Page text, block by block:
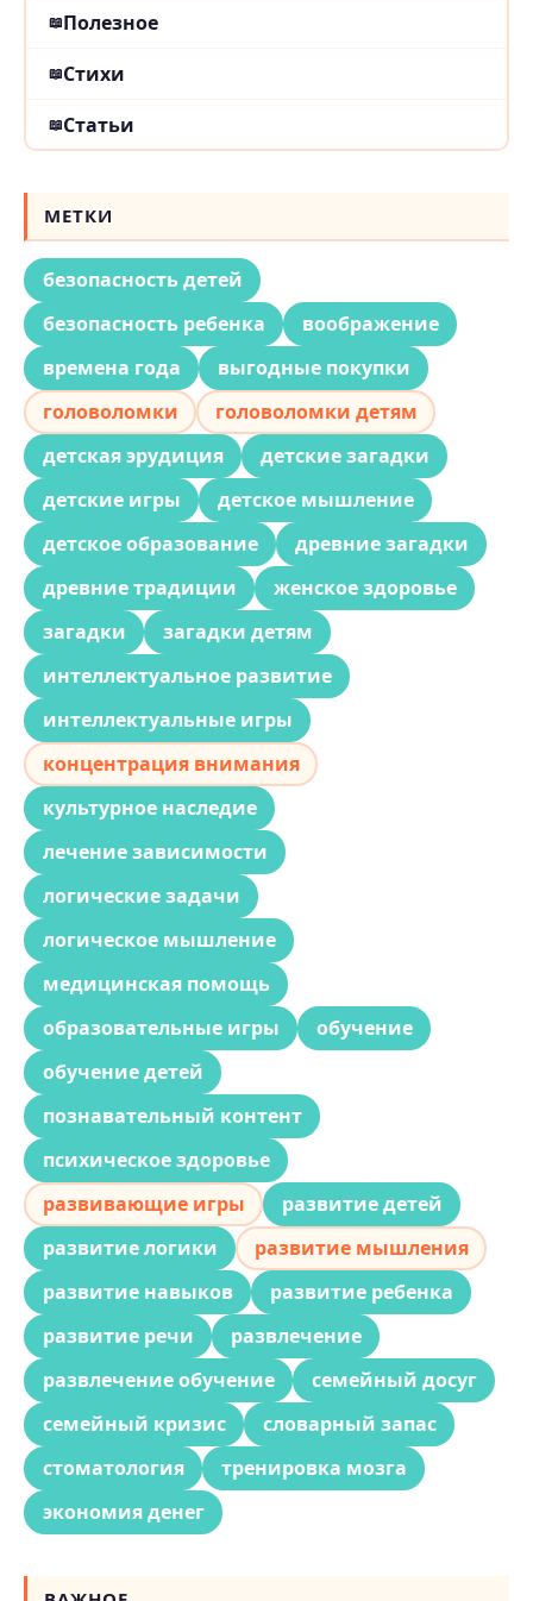
Полезное
Стихи
Статьи
МЕТКИ
безопасность детей
безопасность ребенка
воображение
времена года
выгодные покупки
головоломки
головоломки детям
детская эрудиция
детские загадки
детские игры
детское мышление
детское образование
древние загадки
древние традиции
женское здоровье
загадки
загадки детям
интеллектуальное развитие
интеллектуальные игры
концентрация внимания
культурное наследие
лечение зависимости
логические задачи
логическое мышление
медицинская помощь
образовательные игры
обучение
обучение детей
познавательный контент
психическое здоровье
развивающие игры
развитие детей
развитие логики
развитие мышления
развитие навыков
развитие ребенка
развитие речи
развлечение
развлечение обучение
семейный досуг
семейный кризис
словарный запас
стоматология
тренировка мозга
экономия денег